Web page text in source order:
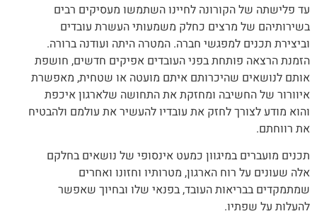
עד פלישתה של הקורונה לחיינו השתמשו מעסיקים רבים
בשירותיהם של מרצים כחלק משמעותי העשרת עובדים
וביצירת תכנים למפגשי חברה. המטרה היתה ועודנה ברורה.
הזמנת הרצאה פותחת בפני העובדים אפיקים חדשים, חושפת
אותם לנושאים שהיכרותם איתם מועטה או שטחית, מאפשרת
איוורור של החשיבה ומחזקת את התחושה שלארגון איכפת
והוא מודע לצורך לחזק את עובדיו להעשיר את עולמם ולהבטיח
את רווחתם.
תכנים מועברים במיגוון כמעט אינסופי של נושאים בחלקם
אלה שעונים על רוח הארגון, מטרותיו וחזונו ואחרים
שמתמקדים בבריאות העובד, בפנאי שלו ובחיוך שאפשר
להעלות על שפתיו.